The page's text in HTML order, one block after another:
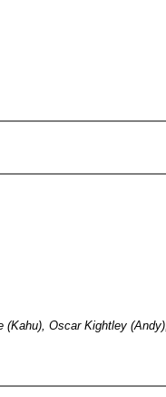
(Kahu), Oscar Kightley (Andy),